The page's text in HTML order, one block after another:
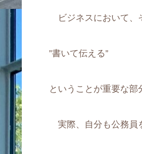
ビジネスにおいて、
”書いて伝える”
ということが重要な部
実際、自分も公務員